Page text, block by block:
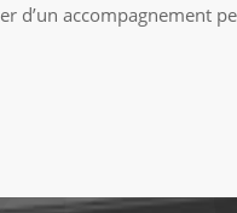
d’un accompagnement